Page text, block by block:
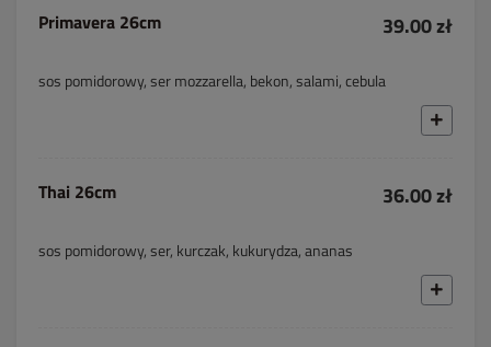
Primavera 26cm 39.00 zł
sos pomidorowy, ser mozzarella, bekon, salami, cebula
Thai 26cm 36.00 zł
sos pomidorowy, ser, kurczak, kukurydza, ananas